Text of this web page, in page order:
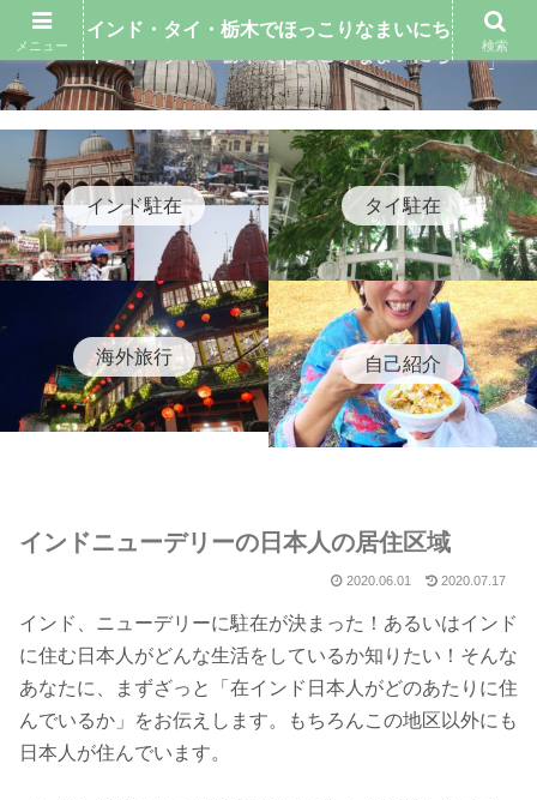
インド駐在 タイ駐在
海外旅行 自己紹介
インドニューデリーの日本人の居住区域
2020.06.01 2020.07.17
インド、ニューデリーに駐在が決まった！あるいはインド
に住む日本人がどんな生活をしているか知りたい！そんな
あなたに、まずざっと「在インド日本人がどのあたりに住
んでいるか」をお伝えします。もちろんこの地区以外にも
日本人が住んでいます。
メニュー
インド・タイ・栃木でほっこりなまいにち
検索